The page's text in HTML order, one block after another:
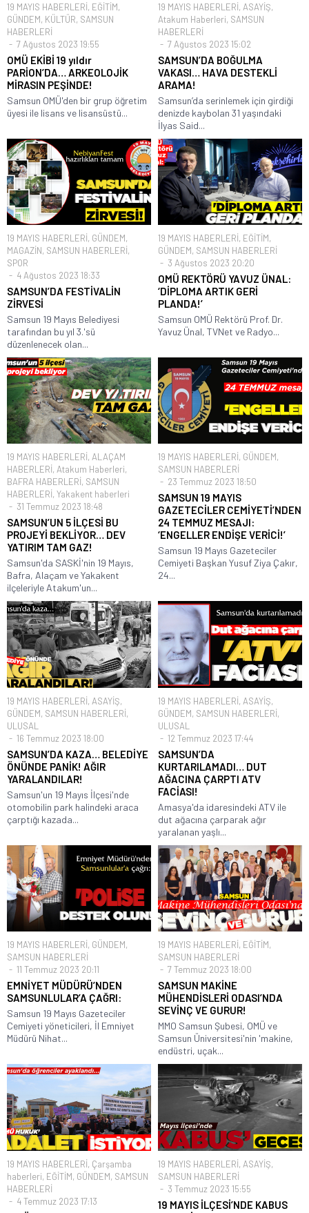
19 MAYIS HABERLERİ, EĞİTİM,
GÜNDEM, KÜLTÜR, SAMSUN
HABERLERİ
7 Ağustos 2023 19:55
OMÜ EKİBİ 19 yıldır
PARİON’DA… ARKEOLOJİK
MİRASIN PEŞİNDE!
Samsun OMÜ'den bir grup öğretim
üyesi ile lisans ve lisansüstü...
19 MAYIS HABERLERİ, ASAYİŞ,
Atakum Haberleri, SAMSUN
HABERLERİ
7 Ağustos 2023 15:02
SAMSUN’DA BOĞULMA
VAKASI… HAVA DESTEKLİ
ARAMA!
Samsun’da serinlemek için girdiği
denizde kaybolan 31 yaşındaki
İlyas Said...
19 MAYIS HABERLERİ, GÜNDEM,
MAGAZİN, SAMSUN HABERLERİ,
SPOR
4 Ağustos 2023 18:33
SAMSUN’DA FESTİVALİN
ZİRVESİ
Samsun 19 Mayıs Belediyesi
tarafından bu yıl 3.'sü
düzenlenecek olan...
19 MAYIS HABERLERİ, EĞİTİM,
GÜNDEM, SAMSUN HABERLERİ
3 Ağustos 2023 20:20
OMÜ REKTÖRÜ YAVUZ ÜNAL:
‘DİPLOMA ARTIK GERİ
PLANDA!’
Samsun OMÜ Rektörü Prof. Dr.
Yavuz Ünal, TVNet ve Radyo...
19 MAYIS HABERLERİ, ALAÇAM
HABERLERİ, Atakum Haberleri,
BAFRA HABERLERİ, SAMSUN
HABERLERİ, Yakakent haberleri
31 Temmuz 2023 18:48
SAMSUN’UN 5 İLÇESİ BU
PROJEYİ BEKLİYOR… DEV
YATIRIM TAM GAZ!
Samsun'da SASKİ'nin 19 Mayıs,
Bafra, Alaçam ve Yakakent
ilçeleriyle Atakum'un...
19 MAYIS HABERLERİ, GÜNDEM,
SAMSUN HABERLERİ
23 Temmuz 2023 18:50
SAMSUN 19 MAYIS
GAZETECİLER CEMİYETİ’NDEN
24 TEMMUZ MESAJI:
‘ENGELLER ENDİŞE VERİCİ!’
Samsun 19 Mayıs Gazeteciler
Cemiyeti Başkan Yusuf Ziya Çakır,
24...
19 MAYIS HABERLERİ, ASAYİŞ,
GÜNDEM, SAMSUN HABERLERİ,
ULUSAL
16 Temmuz 2023 18:00
SAMSUN’DA KAZA… BELEDİYE
ÖNÜNDE PANİK! AĞIR
YARALANDILAR!
Samsun'un 19 Mayıs İlçesi'nde
otomobilin park halindeki araca
çarptığı kazada...
19 MAYIS HABERLERİ, ASAYİŞ,
GÜNDEM, SAMSUN HABERLERİ,
ULUSAL
12 Temmuz 2023 17:44
SAMSUN’DA
KURTARILAMADI… DUT
AĞACINA ÇARPTI ATV
FACİASI!
Amasya'da idaresindeki ATV ile
dut ağacına çarparak ağır
yaralanan yaşlı...
19 MAYIS HABERLERİ, GÜNDEM,
SAMSUN HABERLERİ
11 Temmuz 2023 20:11
EMNİYET MÜDÜRÜ’NDEN
SAMSUNLULAR’A ÇAĞRI:
Samsun 19 Mayıs Gazeteciler
Cemiyeti yöneticileri, İl Emniyet
Müdürü Nihat...
19 MAYIS HABERLERİ, EĞİTİM,
SAMSUN HABERLERİ
7 Temmuz 2023 18:00
SAMSUN MAKİNE
MÜHENDİSLERİ ODASI’NDA
SEVİNÇ VE GURUR!
MMO Samsun Şubesi, OMÜ ve
Samsun Üniversitesi'nin 'makine,
endüstri, uçak...
19 MAYIS HABERLERİ, Çarşamba
haberleri, EĞİTİM, GÜNDEM, SAMSUN
HABERLERİ
4 Temmuz 2023 17:13
19 MAYIS HABERLERİ, ASAYİŞ,
SAMSUN HABERLERİ
3 Temmuz 2023 15:55
19 MAYIS İLÇESİ’NDE KABUS